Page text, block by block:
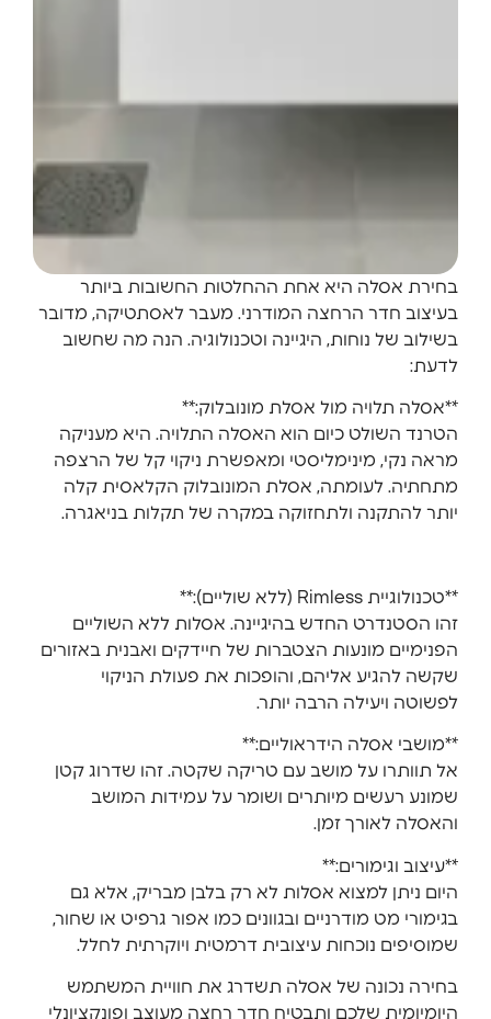
בחירת אסלה היא אחת ההחלטות החשובות ביותר
בעיצוב חדר הרחצה המודרני. מעבר לאסתטיקה, מדובר
בשילוב של נוחות, היגיינה וטכנולוגיה. הנה מה שחשוב
לדעת:
**אסלה תלויה מול אסלת מונובלוק:**
הטרנד השולט כיום הוא האסלה התלויה. היא מעניקה
מראה נקי, מינימליסטי ומאפשרת ניקוי קל של הרצפה
מתחתיה. לעומתה, אסלת המונובלוק הקלאסית קלה
יותר להתקנה ולתחזוקה במקרה של תקלות בניאגרה.
**טכנולוגיית Rimless (ללא שוליים):**
זהו הסטנדרט החדש בהיגיינה. אסלות ללא השוליים
הפנימיים מונעות הצטברות של חיידקים ואבנית באזורים
שקשה להגיע אליהם, והופכות את פעולת הניקוי
לפשוטה ויעילה הרבה יותר.
**מושבי אסלה הידראוליים:**
אל תוותרו על מושב עם טריקה שקטה. זהו שדרוג קטן
שמונע רעשים מיותרים ושומר על עמידות המושב
והאסלה לאורך זמן.
**עיצוב וגימורים:**
היום ניתן למצוא אסלות לא רק בלבן מבריק, אלא גם
בגימורי מט מודרניים ובגוונים כמו אפור גרפיט או שחור,
שמוסיפים נוכחות עיצובית דרמטית ויוקרתית לחלל.
בחירה נכונה של אסלה תשדרג את חוויית המשתמש
היומיומית שלכם ותבטיח חדר רחצה מעוצב ופונקציונלי